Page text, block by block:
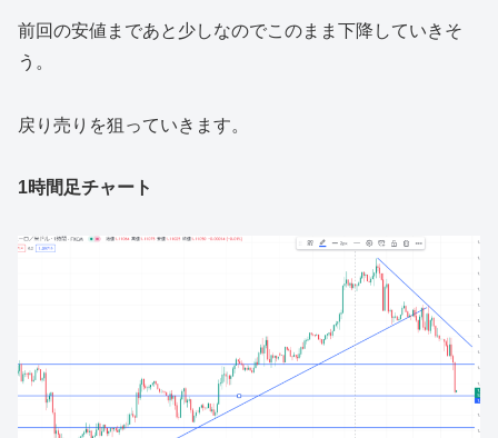
前回の安値まであと少しなのでこのまま下降していきそ
う。
戻り売りを狙っていきます。
1時間足チャート